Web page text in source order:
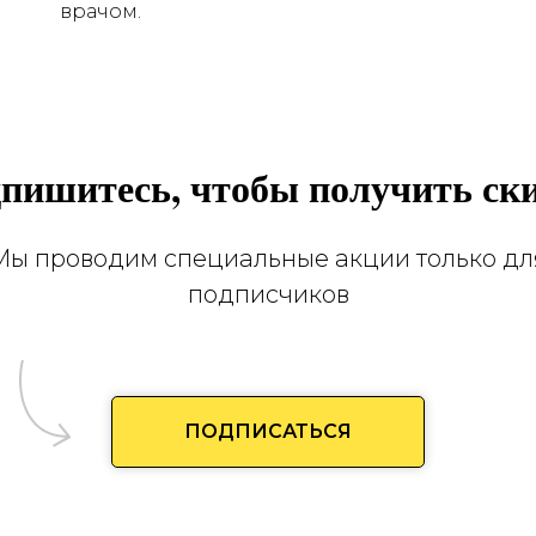
врачом.
чтобы получить
проводим специальные акции только
подписчиков
ПОДПИСАТЬСЯ